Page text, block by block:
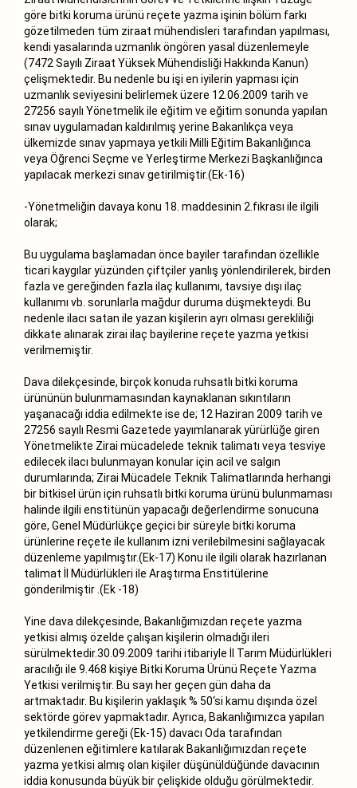
göre bitki koruma ürünü reçete yazma işinin bölüm farkı
gözetilmeden tüm ziraat mühendisleri tarafından yapılması,
kendi yasalarında uzmanlık öngören yasal düzenlemeyle
(7472 Sayılı Ziraat Yüksek Mühendisliği Hakkında Kanun)
çelişmektedir. Bu nedenle bu işi en iyilerin yapması için
uzmanlık seviyesini belirlemek üzere 12.06.2009 tarih ve
27256 sayılı Yönetmelik ile eğitim ve eğitim sonunda yapılan
sınav uygulamadan kaldırılmış yerine Bakanlıkça veya
ülkemizde sınav yapmaya yetkili Milli Eğitim Bakanlığınca
veya Öğrenci Seçme ve Yerleştirme Merkezi Başkanlığınca
yapılacak merkezi sınav getirilmiştir.(Ek-16)
-Yönetmeliğin davaya konu 18. maddesinin 2.fıkrası ile ilgili
olarak;
Bu uygulama başlamadan önce bayiler tarafından özellikle
ticari kaygılar yüzünden çiftçiler yanlış yönlendirilerek, birden
fazla ve gereğinden fazla ilaç kullanımı, tavsiye dışı ilaç
kullanımı vb. sorunlarla mağdur duruma düşmekteydi. Bu
nedenle ilacı satan ile yazan kişilerin ayrı olması gerekliliği
dikkate alınarak zirai ilaç bayilerine reçete yazma yetkisi
verilmemiştir.
Dava dilekçesinde, birçok konuda ruhsatlı bitki koruma
ürününün bulunmamasından kaynaklanan sıkıntıların
yaşanacağı iddia edilmekte ise de; 12 Haziran 2009 tarih ve
27256 sayılı Resmi Gazetede yayımlanarak yürürlüğe giren
Yönetmelikte Zirai mücadelede teknik talimatı veya tesviye
edilecek ilacı bulunmayan konular için acil ve salgın
durumlarında; Zirai Mücadele Teknik Talimatlarında herhangi
bir bitkisel ürün için ruhsatlı bitki koruma ürünü bulunmaması
halinde ilgili enstitünün yapacağı değerlendirme sonucuna
göre, Genel Müdürlükçe geçici bir süreyle bitki koruma
ürünlerine reçete ile kullanım izni verilebilmesini sağlayacak
düzenleme yapılmıştır.(Ek-17) Konu ile ilgili olarak hazırlanan
talimat İl Müdürlükleri ile Araştırma Enstitülerine
gönderilmiştir .(Ek -18)
Yine dava dilekçesinde, Bakanlığımızdan reçete yazma
yetkisi almış özelde çalışan kişilerin olmadığı ileri
sürülmektedir.30.09.2009 tarihi itibariyle İl Tarım Müdürlükleri
aracılığı ile 9.468 kişiye Bitki Koruma Ürünü Reçete Yazma
Yetkisi verilmiştir. Bu sayı her geçen gün daha da
artmaktadır. Bu kişilerin yaklaşık % 50‘si kamu dışında özel
sektörde görev yapmaktadır. Ayrıca, Bakanlığımızca yapılan
yetkilendirme gereği (Ek-15) davacı Oda tarafından
düzenlenen eğitimlere katılarak Bakanlığımızdan reçete
yazma yetkisi almış olan kişiler düşünüldüğünde davacının
iddia konusunda büyük bir çelişkide olduğu görülmektedir.